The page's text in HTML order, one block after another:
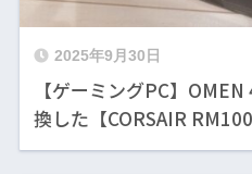
2025年9月30日
【ゲーミングPC】
換した【CORSAIR